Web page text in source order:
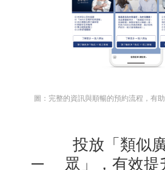
圖：完整的資訊與順暢的預約流程，有
投放「類似
眾」，有效提